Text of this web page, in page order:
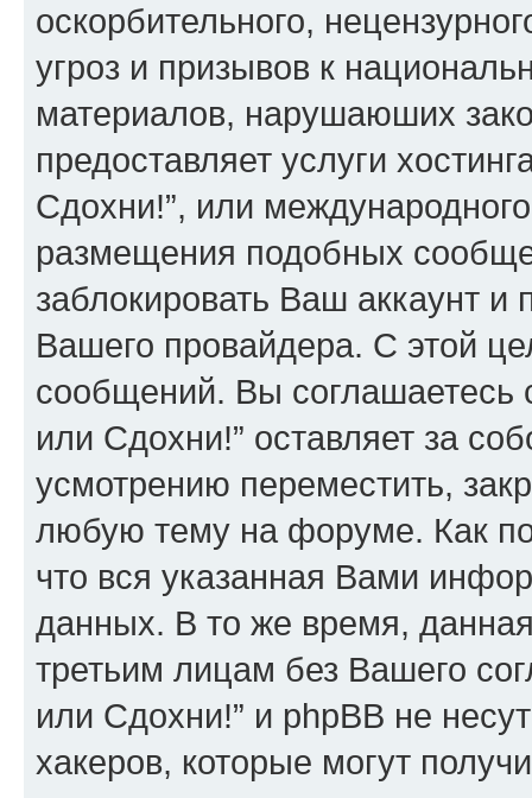
оскорбительного,
угроз и призывов к
материалов, нарушаюших
предоставляет услуги
Сдохни!”, или
размещения подобных
заблокировать Ваш аккаунт и
Вашего провайдера. С этой
сообщений. Вы соглашаетесь
или Сдохни!” оставляет за
усмотрению переместить,
любую тему на форуме. Как
что вся указанная Вами
данных. В то же время,
третьим лицам без Вашего
или Сдохни!” и phpBB не
хакеров, которые могут